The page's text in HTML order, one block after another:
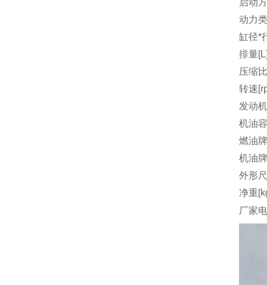
启动
动力
缸径*
排量
压缩比
转速
发动
机油
燃油
机油
外形
净重
厂家